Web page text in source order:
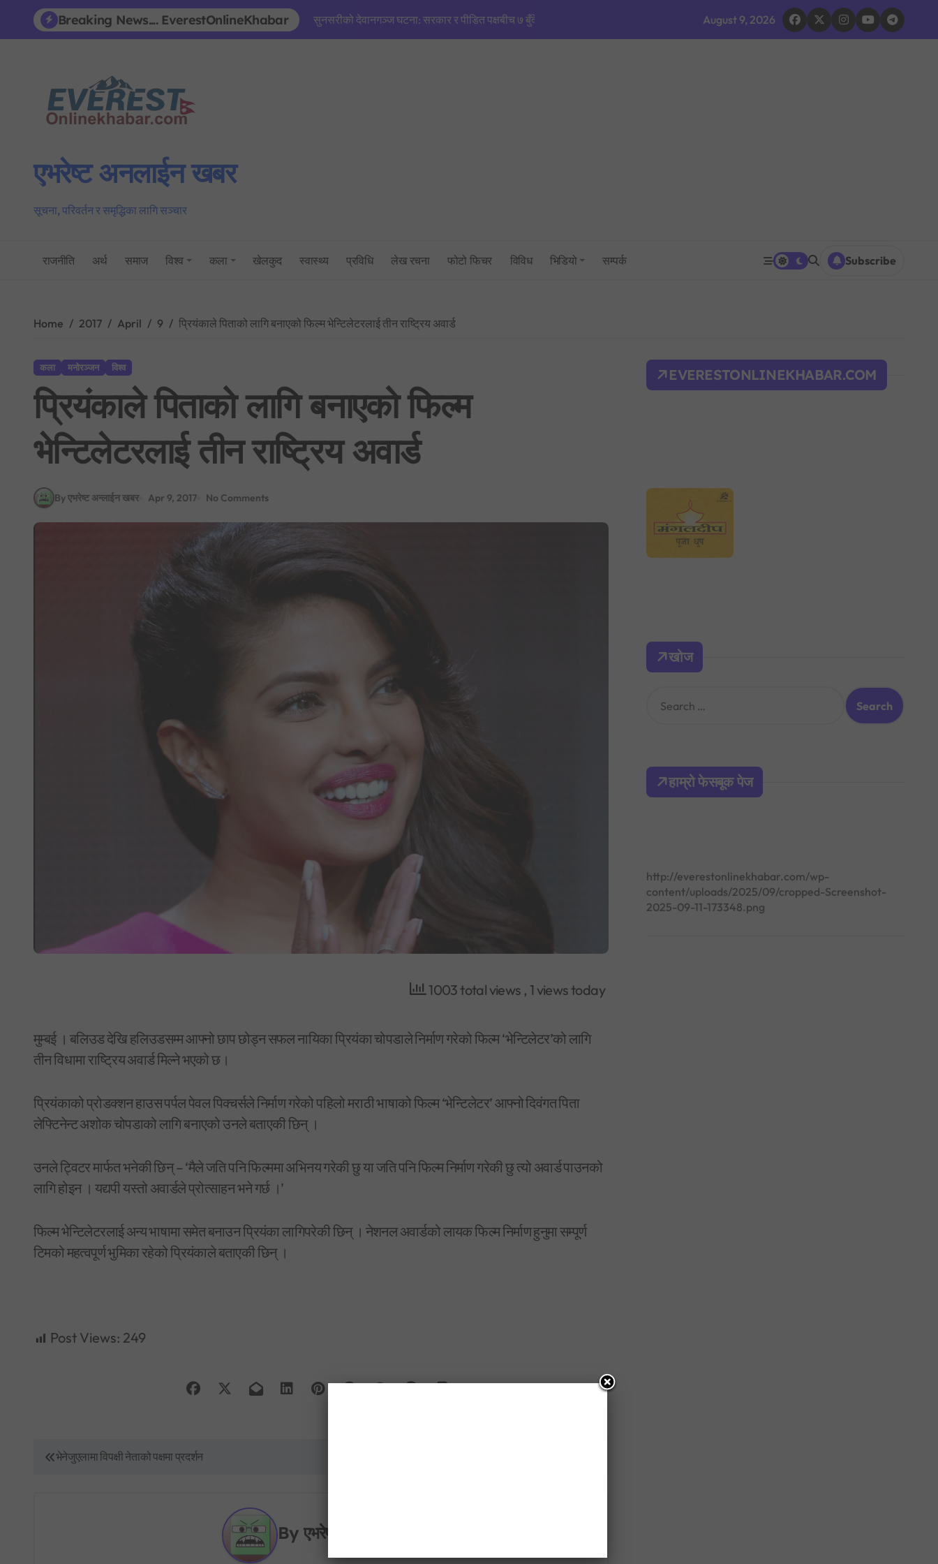
content
Breaking News.... EverestOnlineKhabar सुनसरीको देवानगञ्ज घटना: सरकार र पीडित पक्षबीच ७ बुँदे सहमति, मृतकलाई सहिद घोषणा र परिवारलाई राहत दिइने
सांसद् अरबिन्द साहविरुद्ध फेसबुकमा आक्रामक पोष्ट गर्ने अन्सारी पक्राउ
प्रधानमन्त्रीको सचिवालयबाटै अर्थ मन्त्रालय ओझेलमा: बालेन र स्वर्णिमको आन्तरिक शक्ति सङ्घर्ष सतहमा
फिफा विश्वकप २०२६: उपाधिसँगै व्यक्तिगत अवार्डमा पनि स्पेनको दबदबा, मेसीलाई ‘सिल्भर बल’ र एम्बाप्पेलाई ‘गोल्डेन बुट’
साउन १ देखि लागू हुने गरी शैक्षिक, उपचार र सेयर कारोबारसहित विभिन्न क्षेत्रमा नयाँ करका दरहरू निर्धारण
भूमिको वर्गीकरण नगर्ने ४०५ स्थानीय तहमा आजैदेखि जग्गा कित्ताकाट पूर्ण रूपमा बन्द
नेपाली कांग्रेस विशेष महाधिवेशन विवाद: सर्वोच्चद्वारा मुद्दा सुरुदेखि नै सुनुवाइ गर्न आदेश, पुरानो फैसला पुनरावलोकन हुने
August 9, 2026
एभरेष्ट अनलाईन खबर
सूचना, परिवर्तन र समृद्धिका लागि सञ्चार
राजनीति अर्थ समाज विश्व कला खेलकुद स्वास्थ्य प्रविधि लेख रचना फोटो फिचर विविध भिडियो सम्पर्क Subscribe
Home 2017 April 9 प्रियंकाले पिताको लागि बनाएको फिल्म भेन्टिलेटरलाई तीन राष्ट्रिय अवार्ड
कला मनोरञ्जन विश्व
प्रियंकाले पिताको लागि बनाएको फिल्म
भेन्टिलेटरलाई तीन राष्ट्रिय अवार्ड
By एभरेष्ट अन्लाईन खबर Apr 9, 2017 No Comments
1003 total views , 1 views today
मुम्बई । बलिउड देखि हलिउडसम्म आफ्नो छाप छोड्न सफल नायिका प्रियंका चोपडाले निर्माण गरेको फिल्म ‘भेन्टिलेटर’को लागि
तीन विधामा राष्ट्रिय अवार्ड मिल्ने भएको छ।
प्रियंकाको प्रोडक्शन हाउस पर्पल पेवल पिक्चर्सले निर्माण गरेको पहिलो मराठी भाषाको फिल्म ‘भेन्टिलेटर’ आफ्नो दिवंगत पिता
लेफ्टिनेन्ट अशोक चोपडाको लागि बनाएको उनले बताएकी छिन् ।
उनले ट्विटर मार्फत भनेकी छिन् – ‘मैले जति पनि फिल्ममा अभिनय गरेकी छु या जति पनि फिल्म निर्माण गरेकी छु त्यो अवार्ड पाउनको
लागि होइन । यद्यपी यस्तो अवार्डले प्रोत्साहन भने गर्छ ।’
फिल्म भेन्टिलेटरलाई अन्य भाषामा समेत बनाउन प्रियंका लागिपरेकी छिन् । नेशनल अवार्डको लायक फिल्म निर्माण हुनुमा सम्पूर्ण
टिमको महत्वपूर्ण भुमिका रहेको प्रियंकाले बताएकी छिन् ।
Post Views: 249
P
भेनेजुएलामा विपक्षी नेताको पक्षमा प्रदर्शन
By एभरेष्ट अन्लाईन खबर
EVERESTONLINEKHABAR.COM
खोज
h
o
हाम्रो फेसबूक पेज
http://everestonlinekhabar.com/wp-
content/uploads/2025/09/cropped-Screenshot-
2025-09-11-173348.png